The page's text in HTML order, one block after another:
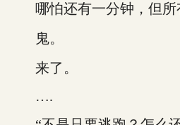
哪怕还有一分钟，但所
鬼。
来了。
….